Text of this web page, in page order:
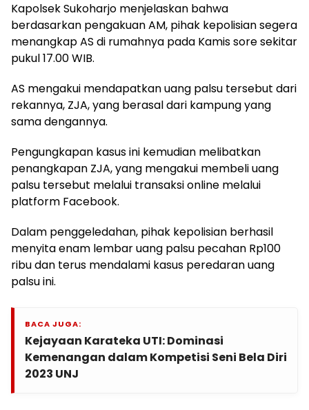
Kapolsek Sukoharjo menjelaskan bahwa
berdasarkan pengakuan AM, pihak kepolisian segera
menangkap AS di rumahnya pada Kamis sore sekitar
pukul 17.00 WIB.
AS mengakui mendapatkan uang palsu tersebut dari
rekannya, ZJA, yang berasal dari kampung yang
sama dengannya.
Pengungkapan kasus ini kemudian melibatkan
penangkapan ZJA, yang mengakui membeli uang
palsu tersebut melalui transaksi online melalui
platform Facebook.
Dalam penggeledahan, pihak kepolisian berhasil
menyita enam lembar uang palsu pecahan Rp100
ribu dan terus mendalami kasus peredaran uang
palsu ini.
BACA JUGA:
Kejayaan Karateka UTI: Dominasi
Kemenangan dalam Kompetisi Seni Bela Diri
2023 UNJ